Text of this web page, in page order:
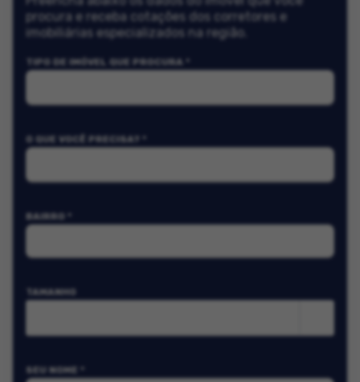
procura e receba cotações dos corretores e
imobiliárias especializados na região.
TIPO DE IMÓVEL QUE PROCURA *
O QUE VOCÊ PRECISA? *
BAIRRO *
TAMANHO
SEU NOME *